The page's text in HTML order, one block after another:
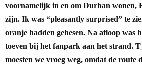
voornamelijk in en om Durban wonen,
zijn. Ik was “pleasantly surprised” te
oranje hadden gehesen. Na afloop was
toeven bij het fanpark aan het strand.
moesten we vroeg weg, omdat de route